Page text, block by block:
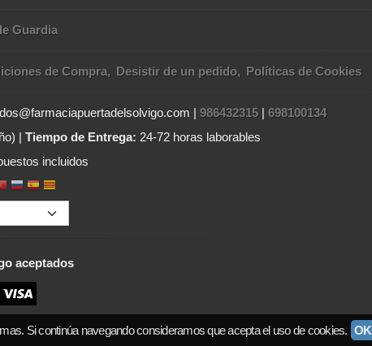
Guardia
de Compra Desistir de un pedido Políticas de Cookies
|986432315 |698100134
|Tiempo de Entrega: 24-72 horas laborables
incluidos
aceptados
Si continúa navegando consideramos que acepta el uso de cookies. OK